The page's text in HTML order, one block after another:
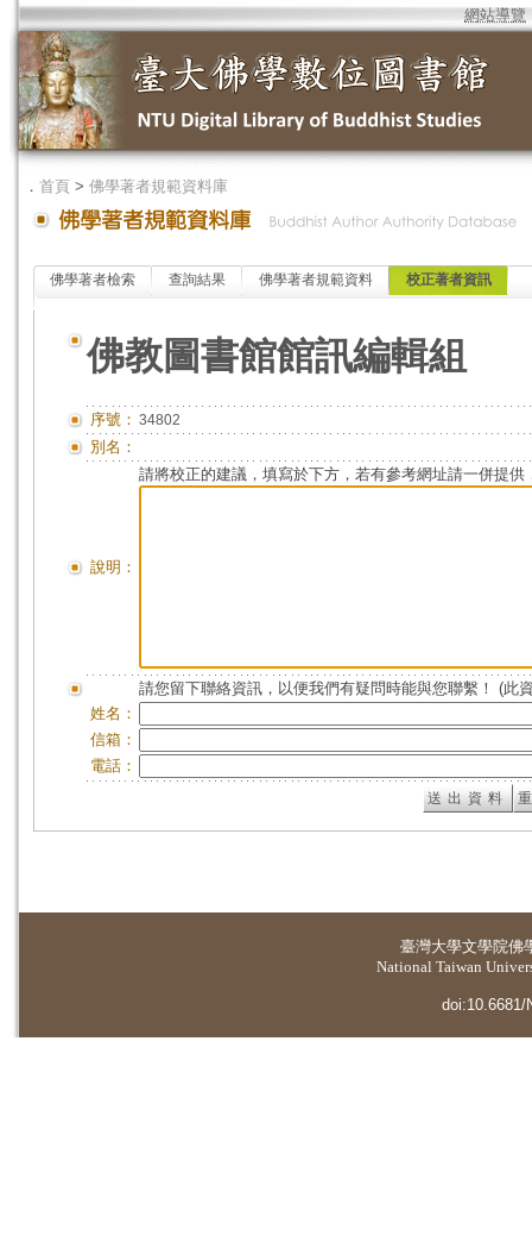
網站導覽
． 首頁 > 佛學著者規範資料庫
佛學著者檢索 查詢結果 佛學著者規範資料 校正著者資訊
佛教圖書館館訊編輯組
序號： 34802
別名：
說明：
請將校正的建議，填寫於下方，若有參考網址請一併提供
請您留下聯絡資訊，以便我們有疑問時能與您聯繫！ (此
姓名：
信箱：
電話：
臺灣大學文學院佛
National Taiwan
doi:10.6681/